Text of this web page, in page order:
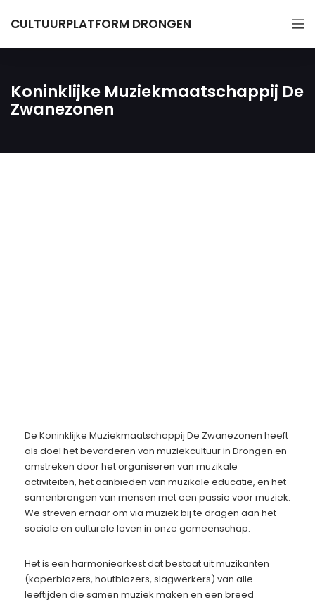
CULTUURPLATFORM DRONGEN
Koninklijke Muziekmaatschappij De
Zwanezonen
De Koninklijke Muziekmaatschappij De Zwanezonen heeft
als doel het bevorderen van muziekcultuur in Drongen en
omstreken door het organiseren van muzikale
activiteiten, het aanbieden van muzikale educatie, en het
samenbrengen van mensen met een passie voor muziek.
We streven ernaar om via muziek bij te dragen aan het
sociale en culturele leven in onze gemeenschap.
Het is een harmonieorkest dat bestaat uit muzikanten
(koperblazers, houtblazers, slagwerkers) van alle
leeftijden die samen muziek maken en een breed